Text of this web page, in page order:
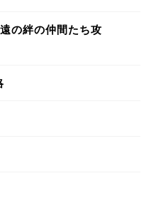
の絆の仲間たち攻